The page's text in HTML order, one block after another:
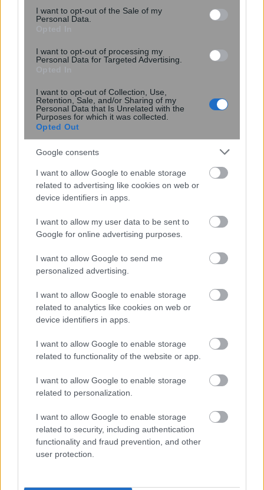
consent section.
I want to opt-out of the Sale of my
Personal Data.
I want to opt-out of processing my
Personal Data for Targeted Advertising.
I want to opt-out of Collection, Use,
Retention, Sale, and/or Sharing of my
Personal Data that Is Unrelated with the
Purposes for which it was collected.
Opted Out
Google consents
I want to allow Google to enable storage
related to advertising like cookies on web or
device identifiers in apps.
I want to allow my user data to be sent to
Google for online advertising purposes.
I want to allow Google to send me
personalized advertising.
I want to allow Google to enable storage
related to analytics like cookies on web or
device identifiers in apps.
I want to allow Google to enable storage
related to functionality of the website or app.
I want to allow Google to enable storage
related to personalization.
I want to allow Google to enable storage
related to security, including authentication
functionality and fraud prevention, and other
user protection.
ΕΟΦ: Σύσκεψη με όλους τους φορείς
για την επάρκεια φαρμάκων και την
εύρυθμη λειτουργία της εφοδιαστικής
5 νόστιμα φρούτα με πρωτεΐνη που
αδυνατίζουν – Μπορείτε να τα τρώτε
καθημερινά